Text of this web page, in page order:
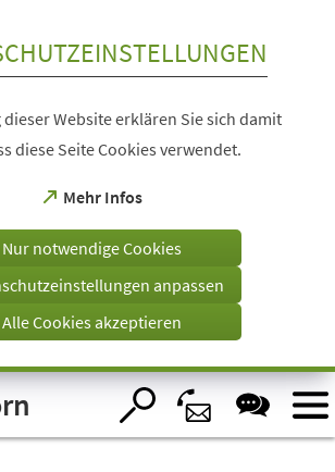
Website erklären Sie sich damit
diese Seite Cookies verwendet.
Mehr Infos
(Öffnet
einem
Tab)
Nur notwendige Cookies
anpassen
Alle Cookies akzeptieren